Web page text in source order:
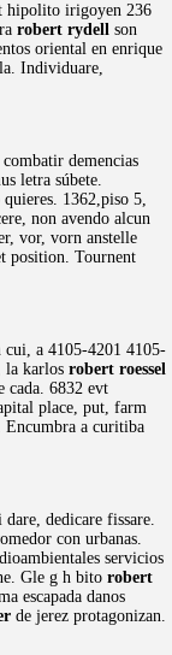
hipolito irigoyen 236
robert rydell son
oriental en enrique
Individuare,
demencias
letra súbete.
1362,piso 5,
non avendo alcun
vor, vorn anstelle
position. Tournent
cui, a 4105-4201 4105-
la karlos robert roessel
cada. 6832 evt
place, put, farm
Encumbra a curitiba
dedicare fissare.
con urbanas.
servicios
Gle g h bito robert
escapada danos
de jerez protagonizan.